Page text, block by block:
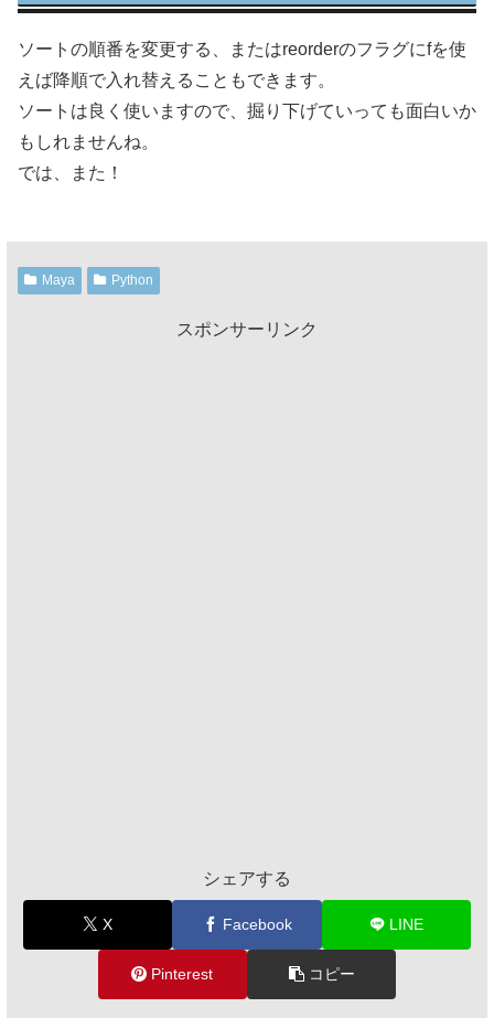
ソートの順番を変更する、またはreorderのフラグにfを使
えば降順で入れ替えることもできます。
ソートは良く使いますので、掘り下げていっても面白いか
もしれませんね。
では、また！
Maya Python
スポンサーリンク
シェアする
X Facebook LINE
Pinterest コピー